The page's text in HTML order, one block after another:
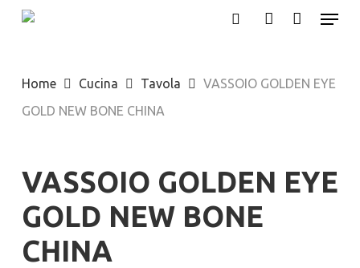
Skip
content
Menu
Home Cucina Tavola
VASSOIO GOLDEN EYE
GOLD NEW BONE CHINA
VASSOIO GOLDEN EYE
GOLD NEW BONE
CHINA